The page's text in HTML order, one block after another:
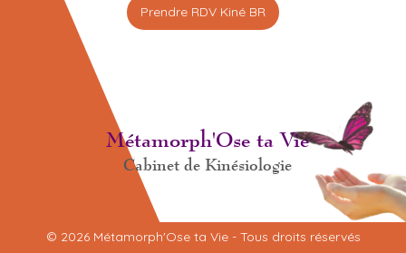
Prendre RDV Kiné BR
Métamorph'Ose ta Vie
Cabinet de Kinésiologie
© 2026 Métamorph'Ose ta Vie - Tous droits réservés